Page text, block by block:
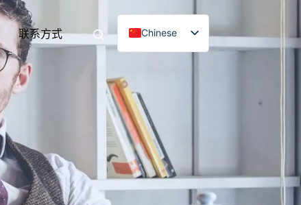
联系方式
Chinese
English
German
Japanese
Korean
Spanish